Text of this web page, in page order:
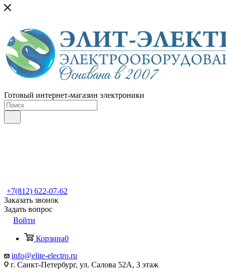
Готовый интернет-магазин электроники
+7(812) 622-07-62
Заказать звонок
Задать вопрос
Войти
Корзина0
info@elite-electro.ru
г. Санкт-Петербург, ул. Салова 52А, 3 этаж